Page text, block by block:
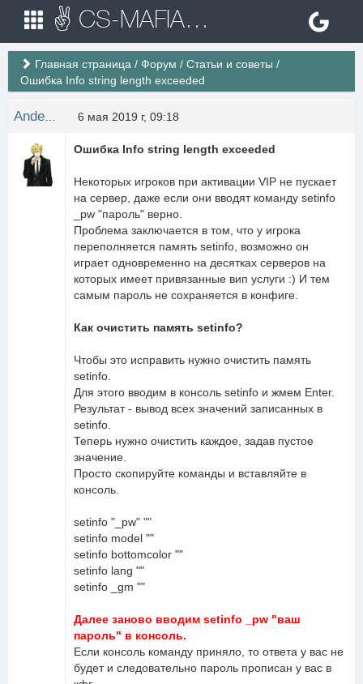
✌ CS-MAFIA.RU ✌ Игровые сервера Counter Strike 1.6
Главная страница / Форум / Статьи и советы /
Ошибка Info string length exceeded
6 мая 2019 г, 09:18
Ошибка Info string length exceeded
Некоторых игроков при активации VIP не пускает
на сервер, даже если они вводят команду setinfo
_pw "пароль" верно.
Проблема заключается в том, что у игрока
переполняется память setinfo, возможно он
играет одновременно на десятках серверов на
которых имеет привязанные вип услуги :) И тем
самым пароль не сохраняется в конфиге.
Как очистить память setinfo?
Чтобы это исправить нужно очистить память
setinfo.
Для этого вводим в консоль setinfo и жмем Enter.
Результат - вывод всех значений записанных в
setinfo.
Теперь нужно очистить каждое, задав пустое
значение.
Просто скопируйте команды и вставляйте в
консоль.
setinfo "_pw" ""
setinfo model ""
setinfo bottomcolor ""
setinfo lang ""
setinfo _gm ""
Далее заново вводим setinfo _pw "ваш
пароль" в консоль.
Если консоль команду приняло, то ответа у вас не
будет и следовательно пароль прописан у вас в